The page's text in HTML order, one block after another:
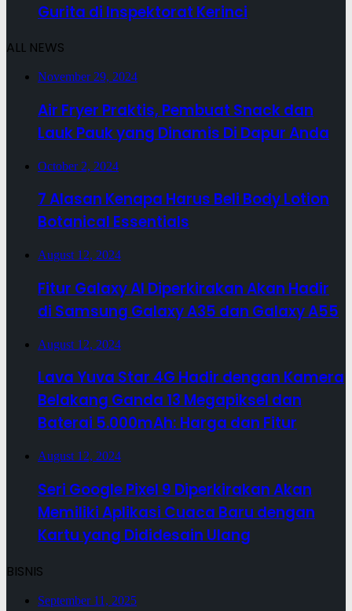
Gurita di Inspektorat Kerinci
ALL NEWS
November 29, 2024
Air Fryer Praktis, Pembuat Snack dan
Lauk Pauk yang Dinamis Di Dapur Anda
October 2, 2024
7 Alasan Kenapa Harus Beli Body Lotion
Botanical Essentials
August 12, 2024
Fitur Galaxy AI Diperkirakan Akan Hadir
di Samsung Galaxy A35 dan Galaxy A55
August 12, 2024
Lava Yuva Star 4G Hadir dengan Kamera
Belakang Ganda 13 Megapiksel dan
Baterai 5.000mAh: Harga dan Fitur
August 12, 2024
Seri Google Pixel 9 Diperkirakan Akan
Memiliki Aplikasi Cuaca Baru dengan
Kartu yang Dididesain Ulang
BISNIS
September 11, 2025